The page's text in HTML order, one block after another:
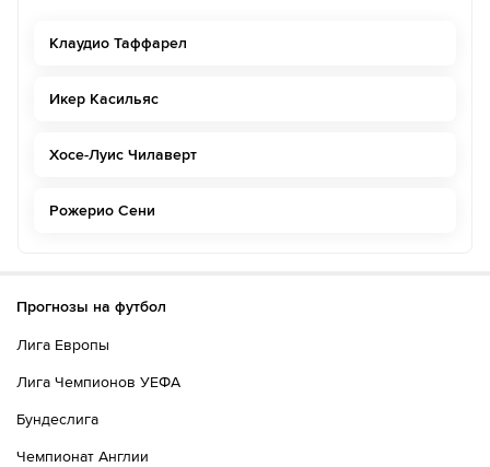
Клаудио Таффарел
Икер Касильяс
Хосе-Луис Чилаверт
Рожерио Сени
Прогнозы на футбол
Лига Европы
Лига Чемпионов УЕФА
Бундеслига
Чемпионат Англии